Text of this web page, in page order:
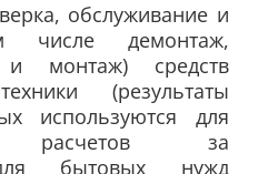
обслуживание и
демонтаж,
и монтаж) средств
(результаты
используются для
расчетов за
бытовых нужд